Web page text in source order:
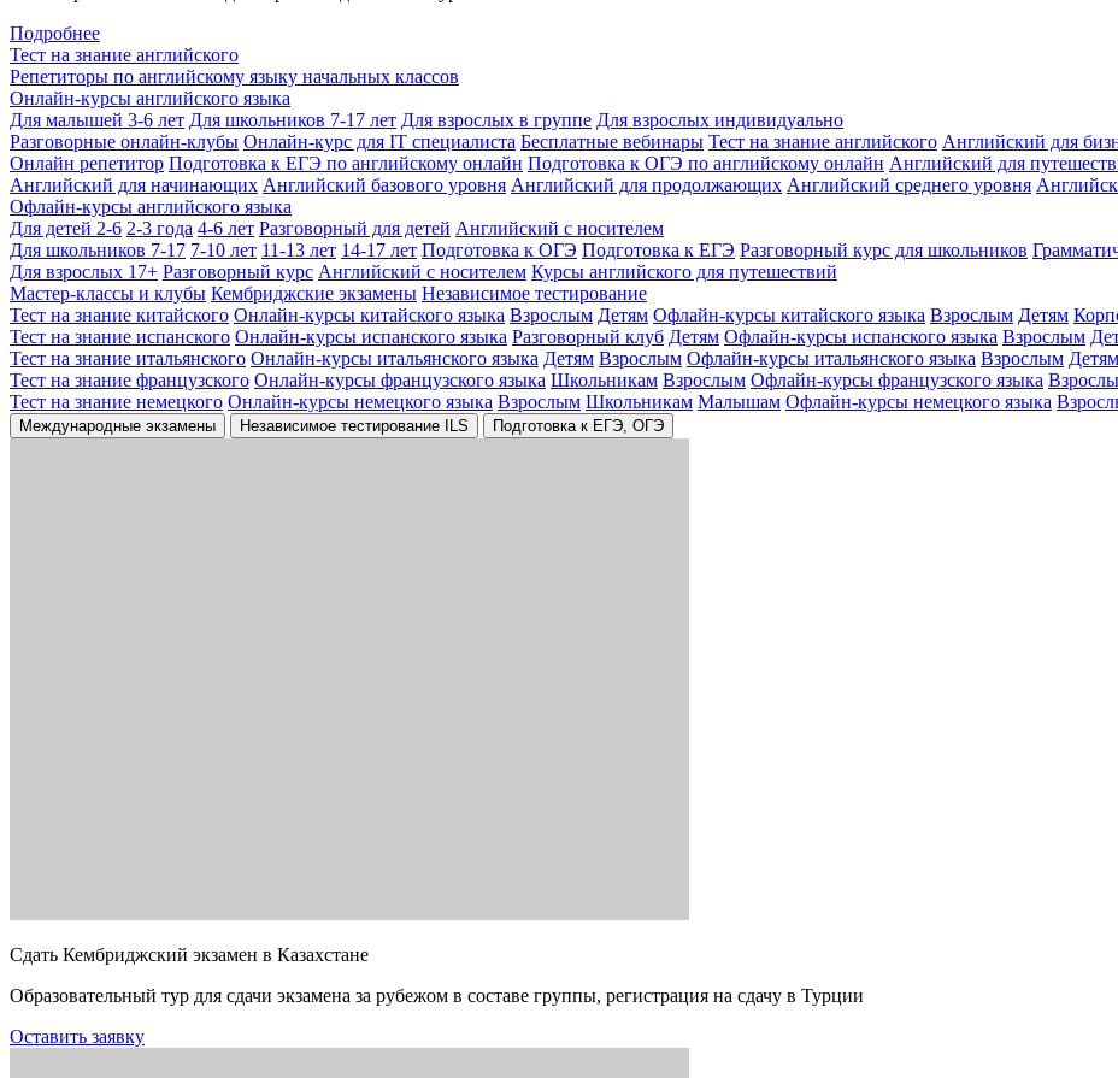
Подробнее
Тест на знание английского
Репетиторы по английскому языку начальных классов
Онлайн-курсы английского языка
Для малышей 3-6 лет Для школьников 7-17 лет Для взрослых в группе Для взрослых индивидуально
Разговорные онлайн-клубы Онлайн-курс для IT специалиста Бесплатные вебинары Тест на знание английского Английский для
Онлайн репетитор Подготовка к ЕГЭ по английскому онлайн Подготовка к ОГЭ по английскому онлайн Английский для
Английский для начинающих Английский базового уровня Английский для продолжающих Английский среднего уровня
Офлайн-курсы английского языка
Для детей 2-6 2-3 года 4-6 лет Разговорный для детей Английский с носителем
Для школьников 7-17 7-10 лет 11-13 лет 14-17 лет Подготовка к ОГЭ Подготовка к ЕГЭ Разговорный курс для школьников
Для взрослых 17+ Разговорный курс Английский с носителем Курсы английского для путешествий
Мастер-классы и клубы Кембриджские экзамены Независимое тестирование
Тест на знание китайского Онлайн-курсы китайского языка Взрослым Детям Офлайн-курсы китайского языка Взрослым Детям
Тест на знание испанского Онлайн-курсы испанского языка Разговорный клуб Детям Офлайн-курсы испанского языка Взрослым
Тест на знание итальянского Онлайн-курсы итальянского языка Детям Взрослым Офлайн-курсы итальянского языка Взрослым Детям
Тест на знание французского Онлайн-курсы французского языка Школьникам Взрослым Офлайн-курсы французского языка
Тест на знание немецкого Онлайн-курсы немецкого языка Взрослым Школьникам Малышам Офлайн-курсы немецкого языка
Международные экзамены Независимое тестирование ILS Подготовка к ЕГЭ, ОГЭ
Сдать Кембриджский экзамен в Казахстане
Образовательный тур для сдачи экзамена за рубежом в составе группы, регистрация на сдачу в Турции
Оставить заявку